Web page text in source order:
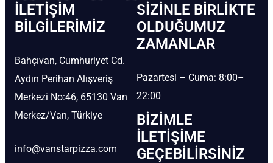
İLETIŞIM
BİLGILERIMIZ
Bahçıvan, Cumhuriyet Cd.
Aydın Perihan Alışveriş
Merkezi No:46, 65130 Van
Merkez/Van, Türkiye
info@vanstarpizza.com
SIZINLE BIRLIKTE
OLDUĞUMUZ
ZAMANLAR
Pazartesi – Cuma: 8:00–
22:00
BIZIMLE
İLETIŞIME
GEÇEBILIRSINIZ